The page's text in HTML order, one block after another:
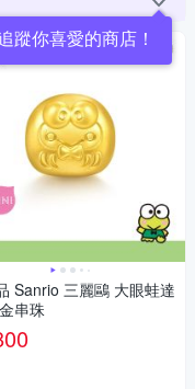
蹤你喜愛的商店！
Sanrio 三麗鷗 大眼蛙達
串珠